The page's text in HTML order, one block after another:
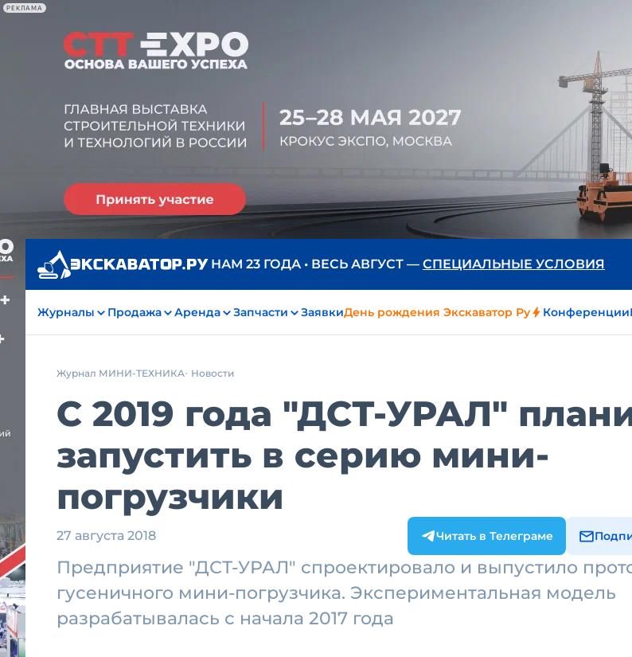
РЕКЛАМА
НАМ 23 ГОДА • ВЕСЬ АВГУСТ — СПЕЦИАЛЬНЫЕ УСЛОВИЯ
Журналы Продажа Аренда Запчасти ЗаявкиДень рождения Экскаватор Ру Конференции
Журнал МИНИ-ТЕХНИКА Новости
С 2019 года "ДСТ-УРАЛ"
запустить в серию мини-
погрузчики
27 августа 2018 Читать в Телеграме
Предприятие "ДСТ-УРАЛ" спроектировало и выпустило
гусеничного мини-погрузчика. Экспериментальная модель
разрабатывалась с начала 2017 года